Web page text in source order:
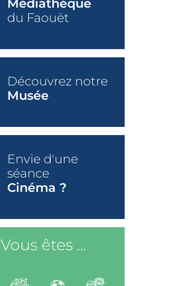
Médiathèque
du Faouët
Découvrez notre
Musée
Envie d'une
séance
Cinéma ?
Vous êtes ...